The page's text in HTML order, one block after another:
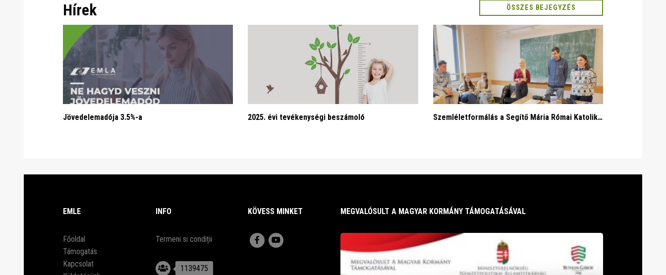
Hírek ÖSSZES BEJEGYZÉS
Jövedelemadója 3.5%-a 2025. évi tevékenységi beszámoló Szemléletformálás a Segítő Mária Római Katolikus Gimnáziumban
EMLE
Főoldal
Támogatás
Kapcsolat
INFO
Termeni si condiții
1139475
KÖVESS MINKET MEGVALÓSULT A MAGYAR KORMÁNY TÁMOGATÁSÁVAL